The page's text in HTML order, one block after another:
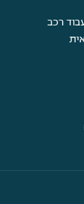
רכב